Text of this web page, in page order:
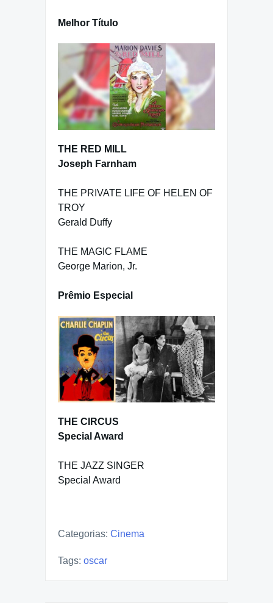
Melhor Título
THE RED MILL
Joseph Farnham
THE PRIVATE LIFE OF HELEN OF
TROY
Gerald Duffy
THE MAGIC FLAME
George Marion, Jr.
Prêmio Especial
THE CIRCUS
Special Award
THE JAZZ SINGER
Special Award
Categorias: Cinema
Tags: oscar